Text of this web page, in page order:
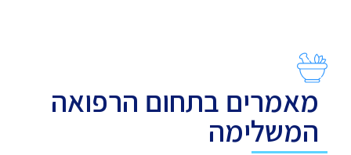
מאמרים בתחום הרפואה
המשלימה